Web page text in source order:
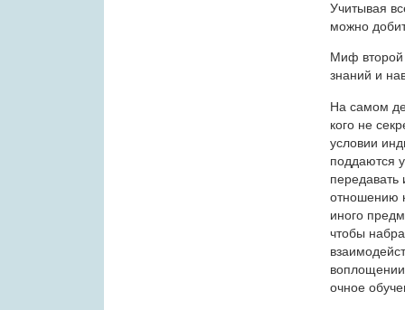
Учитывая
можно
Миф второй
знаний и
На самом
кого не
условии
поддаются
передавать
отношению
иного
чтобы
очное